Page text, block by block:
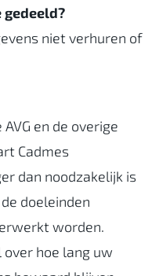
niet verhuren of
en de overige
Cadmes
dan noodzakelijk is
doeleinden
worden.
hoe lang uw